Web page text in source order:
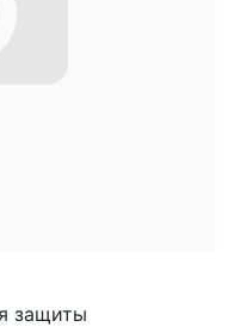
защиты